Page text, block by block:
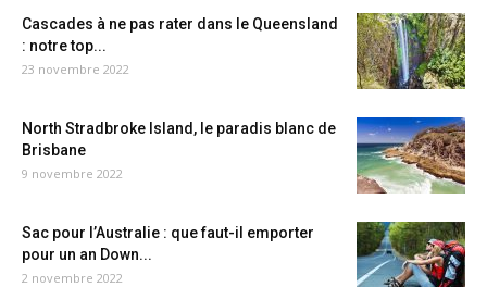
Cascades à ne pas rater dans le Queensland
: notre top...
23 novembre 2022
North Stradbroke Island, le paradis blanc de
Brisbane
9 novembre 2022
Sac pour l’Australie : que faut-il emporter
pour un an Down...
2 novembre 2022